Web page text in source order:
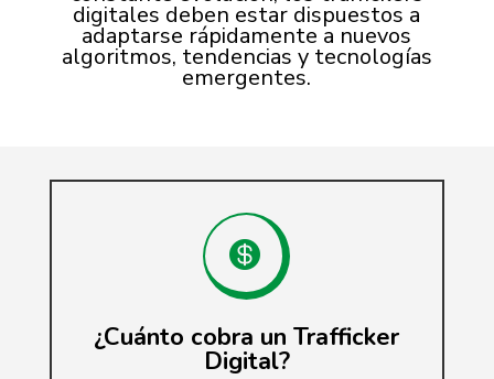
digitales deben estar dispuestos a
adaptarse rápidamente a nuevos
algoritmos, tendencias y tecnologías
emergentes.

¿Cuánto cobra un Trafficker
Digital?